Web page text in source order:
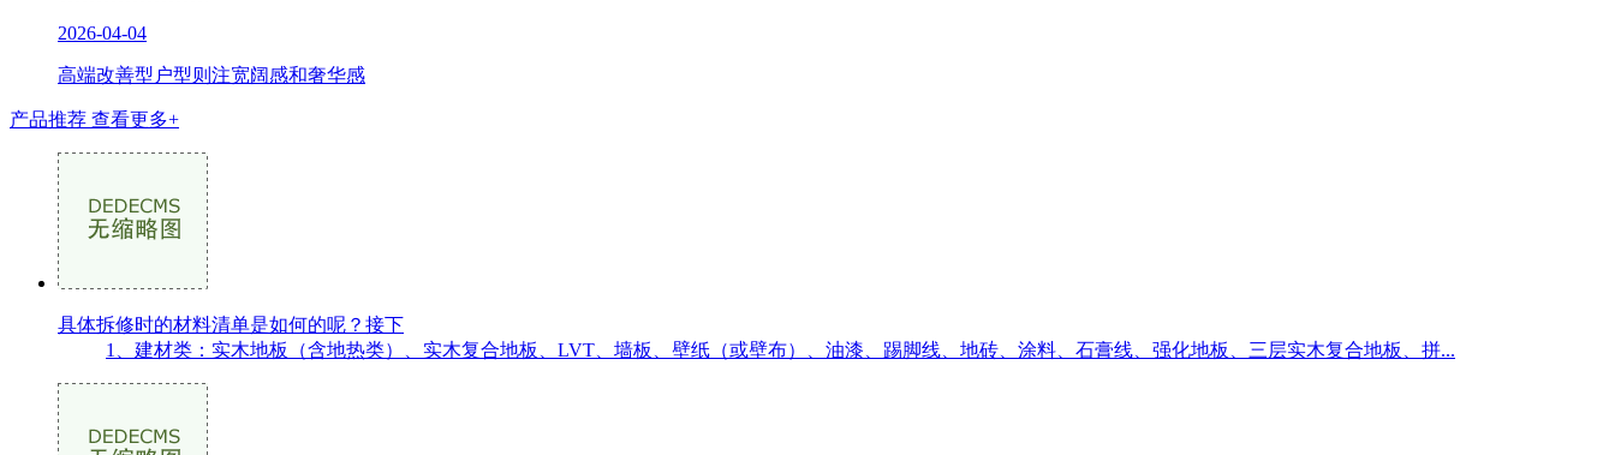
2026-04-04
高端改善型户型则注宽阔感和奢华感
产品推荐 查看更多+
具体拆修时的材料清单是如何的呢？接下
1、建材类：实木地板（含地热类）、实木复合地板、LVT、墙板、壁纸（或壁布）、油漆、踢脚线、地砖、涂料、石膏线、强化地板、三层实木复合地板、拼...